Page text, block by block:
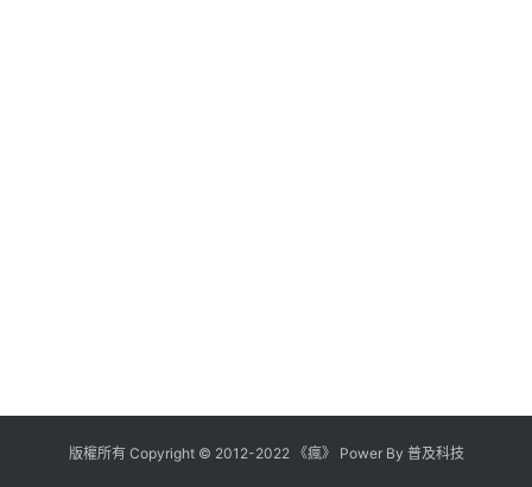
版權所有 Copyright © 2012-2022《瘋》 Power By 普及科技